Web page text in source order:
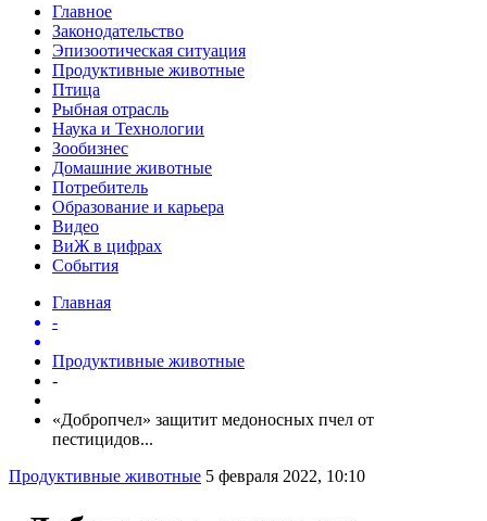
Главное
Законодательство
Эпизоотическая ситуация
Продуктивные животные
Птица
Рыбная отрасль
Наука и Технологии
Зообизнес
Домашние животные
Потребитель
Образование и карьера
Видео
ВиЖ в цифрах
События
Главная
-
Продуктивные животные
-
«Добропчел» защитит медоносных пчел от
пестицидов...
Продуктивные животные 5 февраля 2022, 10:10